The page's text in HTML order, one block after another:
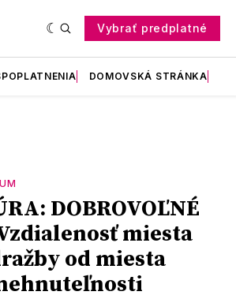
Vybrať predplatné
DOMOVSKÁ STRÁNKA
DOBROVOĽNÉ
miesta
od miesta